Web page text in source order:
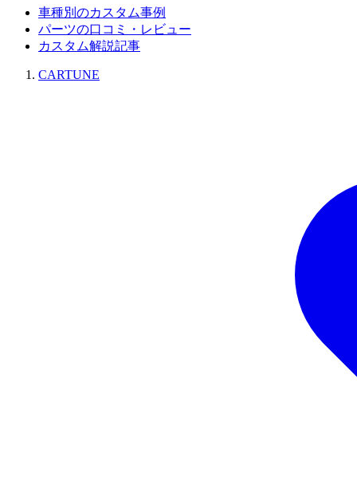
車種別のカスタム事例
パーツの口コミ・レビュー
カスタム解説記事
CARTUNE